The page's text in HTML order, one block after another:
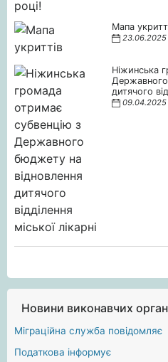
Мапа
23.06.2025
Ніжинська
дитячого
09.04.2025
Новини виконавчих
Міграційна служба повідомляє
Податкова інформує